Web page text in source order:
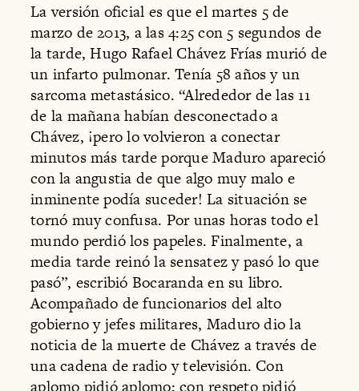
La versión oficial es que el martes 5 de
marzo de 2013, a las 4:25 con 5 segundos de
la tarde, Hugo Rafael Chávez Frías murió de
un infarto pulmonar. Tenía 58 años y un
sarcoma metastásico. “Alrededor de las 11
de la mañana habían desconectado a
Chávez, ¡pero lo volvieron a conectar
minutos más tarde porque Maduro apareció
con la angustia de que algo muy malo e
inminente podía suceder! La situación se
tornó muy confusa. Por unas horas todo el
mundo perdió los papeles. Finalmente, a
media tarde reinó la sensatez y pasó lo que
pasó”, escribió Bocaranda en su libro.
Acompañado de funcionarios del alto
gobierno y jefes militares, Maduro dio la
noticia de la muerte de Chávez a través de
una cadena de radio y televisión. Con